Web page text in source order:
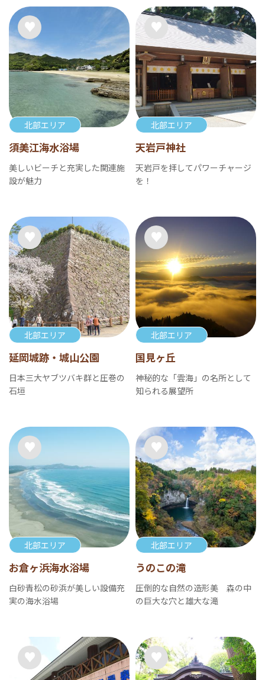
北部エリア
須美江海水浴場
美しいビーチと充実した関連施
設が魅力
北部エリア
天岩戸神社
天岩戸を拝してパワーチャージ
を！
北部エリア
延岡城跡・城山公園
日本三大ヤブツバキ群と圧巻の
石垣
北部エリア
国見ヶ丘
神秘的な「雲海」の名所として
知られる展望所
北部エリア
お倉ヶ浜海水浴場
白砂青松の砂浜が美しい設備充
実の海水浴場
北部エリア
うのこの滝
圧倒的な自然の造形美 森の中
の巨大な穴と雄大な滝